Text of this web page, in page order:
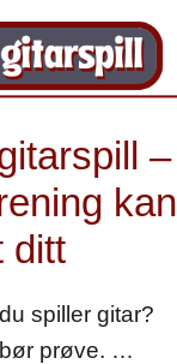
–
kan
ditt
spiller gitar?
prøve. …